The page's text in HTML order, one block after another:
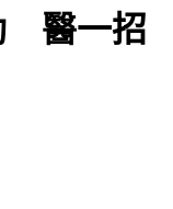
醫一招